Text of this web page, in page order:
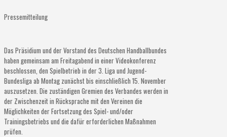
Pressemitteilung
Das Präsidium und der Vorstand des Deutschen Handballbundes
haben gemeinsam am Freitagabend in einer Videokonferenz
beschlossen, den Spielbetrieb in der 3. Liga und Jugend-
Bundesliga ab Montag zunächst bis einschließlich 15. November
auszusetzen. Die zuständigen Gremien des Verbandes werden in
der Zwischenzeit in Rücksprache mit den Vereinen die
Möglichkeiten der Fortsetzung des Spiel- und/oder
Trainingsbetriebs und die dafür erforderlichen Maßnahmen
prüfen.